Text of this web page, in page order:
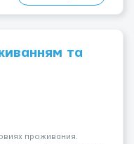
та
проживания.